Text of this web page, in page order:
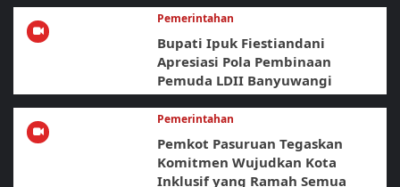
Pemerintahan
Bupati Ipuk Fiestiandani
Apresiasi Pola Pembinaan
Pemuda LDII Banyuwangi
Pemerintahan
Pemkot Pasuruan Tegaskan
Komitmen Wujudkan Kota
Inklusif yang Ramah Semua